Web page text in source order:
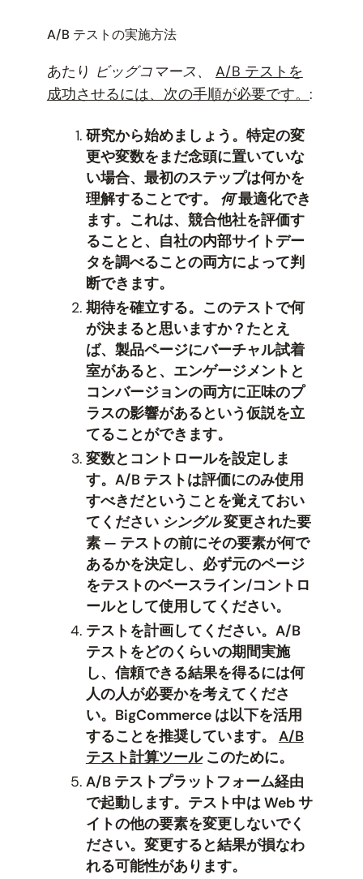
A/B テストの実施方法
あたり ビッグコマース、 A/B テストを
成功させるには、次の手順が必要です。 :
研究から始めましょう。特定の変
更や変数をまだ念頭に置いていな
い場合、最初のステップは何かを
理解することです。 何最適化でき
ます。これは、競合他社を評価す
ることと、自社の内部サイトデー
タを調べることの両方によって判
断できます。
期待を確立する。このテストで何
が決まると思いますか？たとえ
ば、製品ページにバーチャル試着
室があると、エンゲージメントと
コンバージョンの両方に正味のプ
ラスの影響があるという仮説を立
てることができます。
変数とコントロールを設定しま
す。A/B テストは評価にのみ使用
すべきだということを覚えておい
てください シングル変更された要
素 — テストの前にその要素が何で
あるかを決定し、必ず元のページ
をテストのベースライン/コントロ
ールとして使用してください。
テストを計画してください。A/B
テストをどのくらいの期間実施
し、信頼できる結果を得るには何
人の人が必要かを考えてくださ
い。BigCommerce は以下を活用
することを推奨しています。 A/B
テスト計算ツールこのために。
A/B テストプラットフォーム経由
で起動します。テスト中は Web サ
イトの他の要素を変更しないでく
ださい。変更すると結果が損なわ
れる可能性があります。